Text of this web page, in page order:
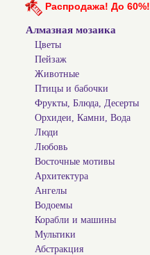
Распродажа! До 60%!
Алмазная мозаика
Цветы
Пейзаж
Животные
Птицы и бабочки
Фрукты, Блюда, Десерты
Орхидеи, Камни, Вода
Люди
Любовь
Восточные мотивы
Архитектура
Ангелы
Водоемы
Корабли и машины
Мультики
Абстракция